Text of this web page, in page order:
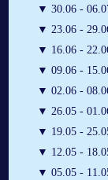
▼ 30.06 -
▼ 23.06 -
▼ 16.06 -
▼ 09.06 -
▼ 02.06 -
▼ 26.05 -
▼ 19.05 -
▼ 12.05 -
▼ 05.05 -